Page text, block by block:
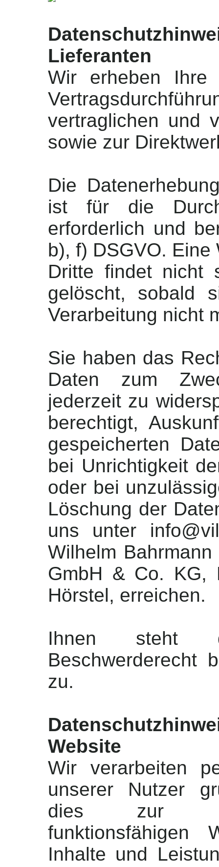
Lieferanten
Wir erheben
vertraglichen und
sowie zur
Die
ist für die
erforderlich und
b), f) DSGVO.
Dritte findet nicht
gelöscht, sobald
Verarbeitung nicht
Sie haben das
Daten zum
jederzeit zu
berechtigt,
gespeicherten
bei Unrichtigkeit
oder bei
Löschung der
uns unter
Wilhelm
GmbH & Co. KG,
Hörstel, erreichen.
Ihnen steht
Beschwerderecht
zu.
Website
Wir verarbeiten
unserer Nutzer
dies zur
funktionsfähigen
Inhalte und